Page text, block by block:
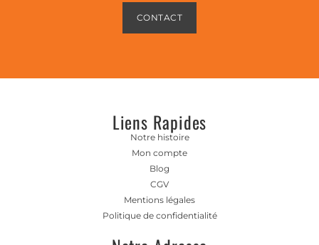
CONTACT
Liens Rapides
Notre histoire
Mon compte
Blog
CGV
Mentions légales
Politique de confidentialité